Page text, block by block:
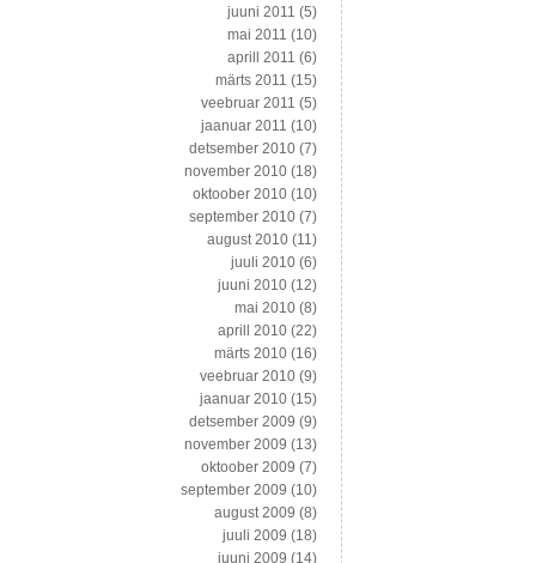
juuni 2011 (5)
mai 2011 (10)
aprill 2011 (6)
märts 2011 (15)
veebruar 2011 (5)
jaanuar 2011 (10)
detsember 2010 (7)
november 2010 (18)
oktoober 2010 (10)
september 2010 (7)
august 2010 (11)
juuli 2010 (6)
juuni 2010 (12)
mai 2010 (8)
aprill 2010 (22)
märts 2010 (16)
veebruar 2010 (9)
jaanuar 2010 (15)
detsember 2009 (9)
november 2009 (13)
oktoober 2009 (7)
september 2009 (10)
august 2009 (8)
juuli 2009 (18)
juuni 2009 (14)